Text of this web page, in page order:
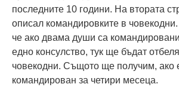
последните 10 години. На втората
описал командировките в
че ако двама души са
едно консулство, тук ще бъдат
човекодни. Същото ще получим, ако
командирован за четири месеца.